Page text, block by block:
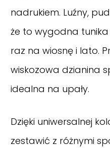
nadrukiem. Luźny,
że to wygodna
raz na wiosnę i lato.
wiskozowa dzianina
idealna na upały.
Dzięki uniwersalnej
zestawić z różnymi